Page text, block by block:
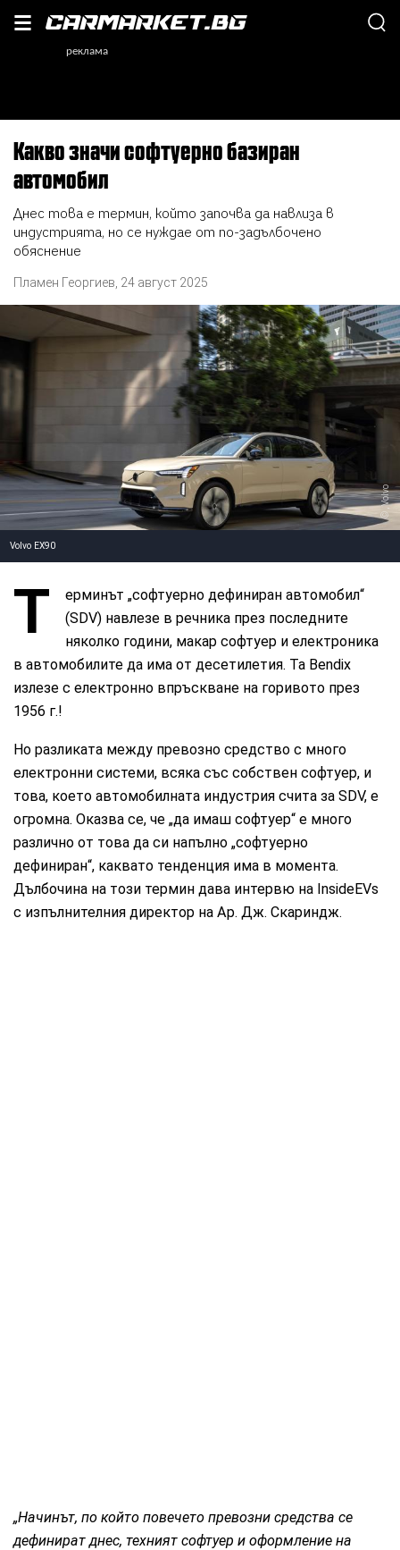
Какво значи софтуерно базиран
автомобил
Днес това е термин, който започва да навлиза в
индустрията, но се нуждае от по-задълбочено
обяснение
Пламен Георгиев 24 август 2025
, Volvo
Volvo EX90
Т
ерминът „софтуерно дефиниран автомобил“
(SDV) навлезе в речника през последните
няколко години, макар софтуер и електроника
в автомобилите да има от десетилетия. Та Bendix
излезе с електронно впръскване на горивото през
1956 г.!
Но разликата между превозно средство с много
електронни системи, всяка със собствен софтуер, и
това, което автомобилната индустрия счита за SDV, е
огромна. Оказва се, че „да имаш софтуер“ е много
различно от това да си напълно „софтуерно
дефиниран“, каквато тенденция има в момента.
Дълбочина на този термин дава интервю на InsideEVs
с изпълнителния директор на Ар. Дж. Скариндж.
„Начинът, по който повечето превозни средства се
дефинират днес, техният софтуер и оформление на